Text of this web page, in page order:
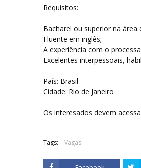
Requisitos:
Bacharel ou superior na área
Fluente em inglês;
A experiência com o
Excelentes interpessoais,
País: Brasil
Cidade: Rio de Janeiro
Os interesados devem
Tags: Vagas